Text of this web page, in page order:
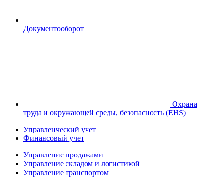
Документооборот
Охрана
труда и окружающей среды, безопасность (EHS)
Управленческий учет
Финансовый учет
Управление продажами
Управление складом и логистикой
Управление транспортом